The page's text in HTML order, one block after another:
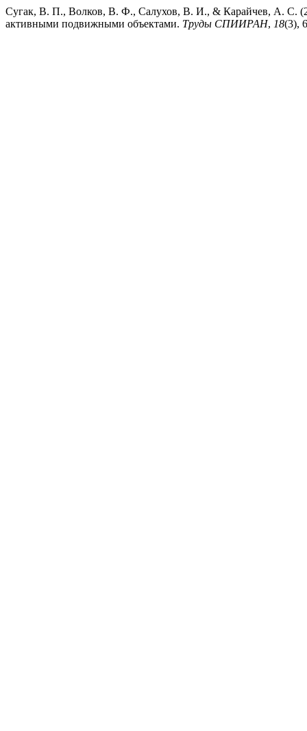
Сугак, В. П., Волков, В. Ф., Салухов, В. И., & Карайчев, А. С.
активными подвижными объектами. Труды СПИИРАН, 18(3),